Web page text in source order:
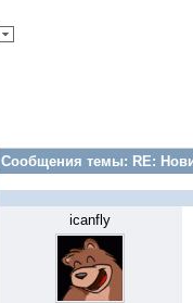
Сообщения темы: RE:
icanfly